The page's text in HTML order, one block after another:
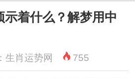
示着什么？解梦用中
生肖运势网 755